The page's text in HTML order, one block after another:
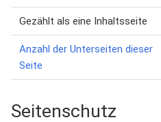
Gezählt als eine Inhaltsseite
Anzahl der Unterseiten dieser
Seite
Seitenschutz